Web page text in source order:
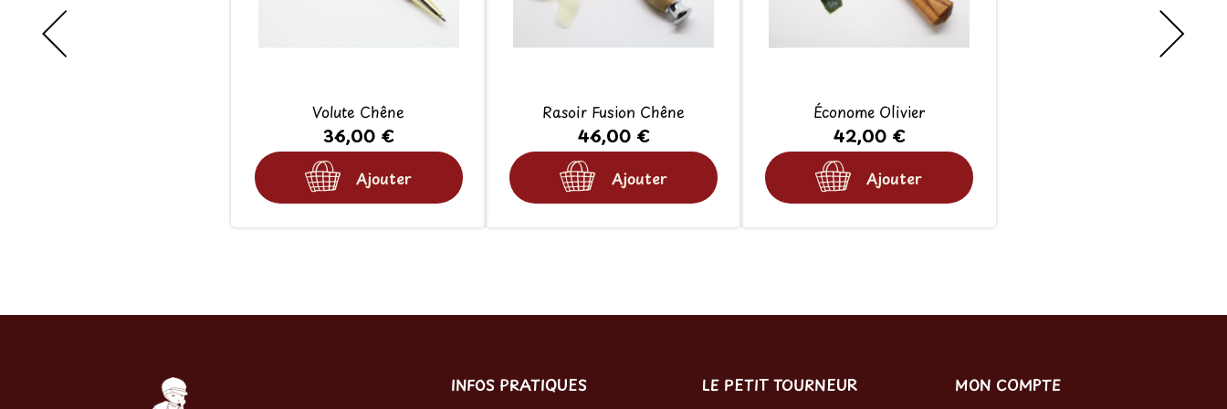
Volute Chêne
36,00 €
Ajouter
Rasoir Fusion Chêne
46,00 €
Ajouter
Économe Olivier
42,00 €
Ajouter
INFOS PRATIQUES LE PETIT TOURNEUR MON COMPTE